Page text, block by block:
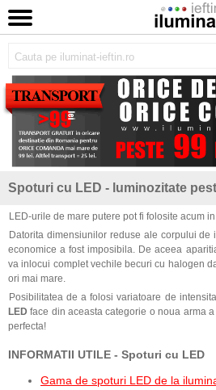
Spoturi cu LED - luminozitate
LED-urile de mare putere pot fi folosite acum
Datorita dimensiunilor reduse ale corpului de
economice a fost imposibila. De aceea
va inlocui complet vechile becuri cu halogen
ori mai mare.
Posibilitatea de a folosi variatoare de
LED face din aceasta categorie o noua arma
perfecta!
INFORMATII UTILE - Spoturi cu LED
Gama de spoturi LED de la